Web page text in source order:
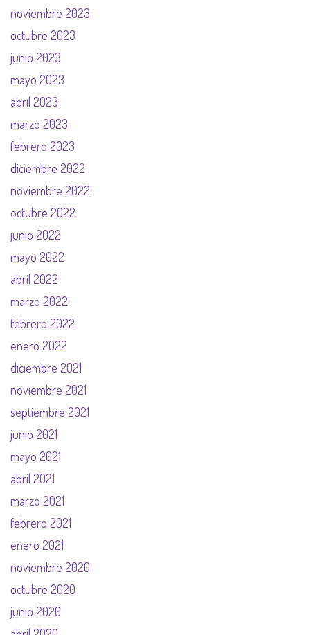
noviembre 2023
octubre 2023
junio 2023
mayo 2023
abril 2023
marzo 2023
febrero 2023
diciembre 2022
noviembre 2022
octubre 2022
junio 2022
mayo 2022
abril 2022
marzo 2022
febrero 2022
enero 2022
diciembre 2021
noviembre 2021
septiembre 2021
junio 2021
mayo 2021
abril 2021
marzo 2021
febrero 2021
enero 2021
noviembre 2020
octubre 2020
junio 2020